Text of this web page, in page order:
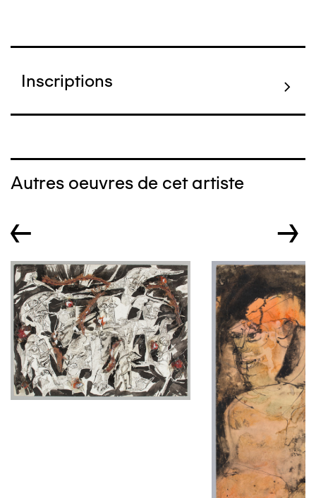
Inscriptions
Autres oeuvres de cet artiste
← →